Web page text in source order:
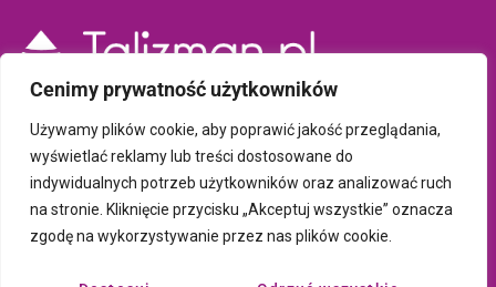
Cenimy prywatność użytkowników
Używamy plików cookie, aby poprawić jakość przeglądania,
wyświetlać reklamy lub treści dostosowane do
indywidualnych potrzeb użytkowników oraz analizować ruch
na stronie. Kliknięcie przycisku „Akceptuj wszystkie” oznacza
zgodę na wykorzystywanie przez nas plików cookie.
Sklep Talizman
Polityka prywatności i plików cookie